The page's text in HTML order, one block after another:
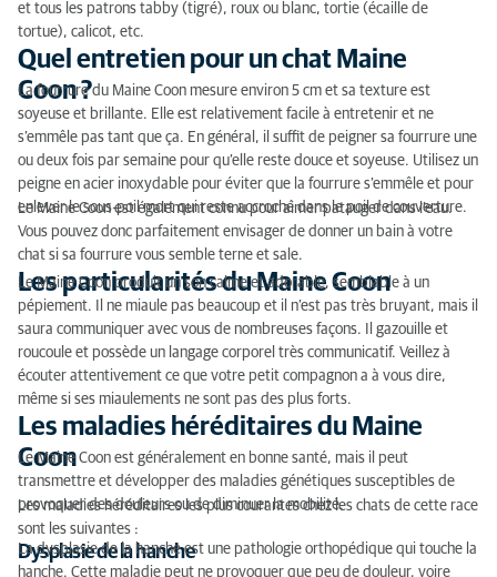
et tous les patrons tabby (tigré), roux ou blanc, tortie (écaille de
tortue), calicot, etc.
Quel entretien pour un chat Maine
Coon ?
La fourrure du Maine Coon mesure environ 5 cm et sa texture est
soyeuse et brillante. Elle est relativement facile à entretenir et ne
s’emmêle pas tant que ça. En général, il suffit de peigner sa fourrure une
ou deux fois par semaine pour qu’elle reste douce et soyeuse. Utilisez un
peigne en acier inoxydable pour éviter que la fourrure s’emmêle et pour
enlever le sous-poil mort qui reste accroché dans le poil de couverture.
Le Maine Coon est également connu pour aimer patauger dans l’eau.
Vous pouvez donc parfaitement envisager de donner un bain à votre
chat si sa fourrure vous semble terne et sale.
Les particularités du Maine Coon
Le Maine Coon produit un son calme et adorable, semblable à un
pépiement. Il ne miaule pas beaucoup et il n’est pas très bruyant, mais il
saura communiquer avec vous de nombreuses façons. Il gazouille et
roucoule et possède un langage corporel très communicatif. Veillez à
écouter attentivement ce que votre petit compagnon a à vous dire,
même si ses miaulements ne sont pas des plus forts.
Les maladies héréditaires du Maine
Coon
Le Maine Coon est généralement en bonne santé, mais il peut
transmettre et développer des maladies génétiques susceptibles de
provoquer des douleurs ou de diminuer la mobilité.
Les maladies héréditaires les plus courantes chez les chats de cette race
sont les suivantes :
Dysplasie de la hanche
La dysplasie de la hanche est une pathologie orthopédique qui touche la
hanche. Cette maladie peut ne provoquer que peu de douleur, voire